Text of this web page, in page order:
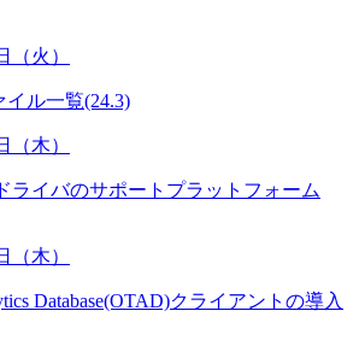
（火）
イル一覧(24.3)
（木）
ライバのサポートプラットフォーム
（木）
Database(OTAD)クライアントの導入